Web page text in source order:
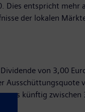
Dies entspricht mehr
der lokalen
von 3,00
künftig zwischen